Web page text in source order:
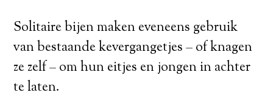
Solitaire bijen maken eveneens gebruik
van bestaande kevergangetjes – of knagen
ze zelf – om hun eitjes en jongen in achter
te laten.